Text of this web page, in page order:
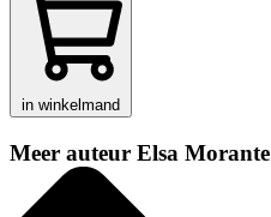
in winkelmand
Meer auteur Elsa Morante